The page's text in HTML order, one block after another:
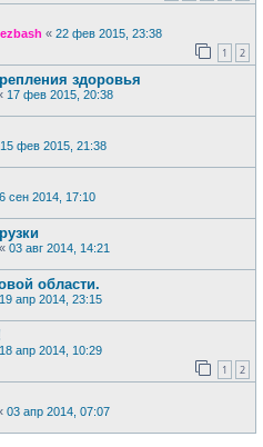
« 22 фев 2015, 23:38
1 2
здоровья
17 фев 2015, 20:38
15 фев 2015, 21:38
сен 2014, 17:10
« 03 авг 2014, 14:21
области.
19 апр 2014, 23:15
18 апр 2014, 10:29
1 2
03 апр 2014, 07:07